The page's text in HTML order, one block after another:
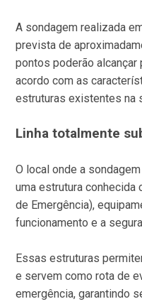
A sondagem realizada
prevista de
pontos poderão
acordo com as
estruturas existentes na
Linha totalmente
O local onde a
uma estrutura conhecida
de Emergência),
funcionamento e a
Essas estruturas
e servem como rota de
emergência, garantindo